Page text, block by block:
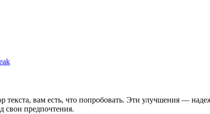
текста, вам есть, что попробовать. Эти улучшения —
свои предпочтения.